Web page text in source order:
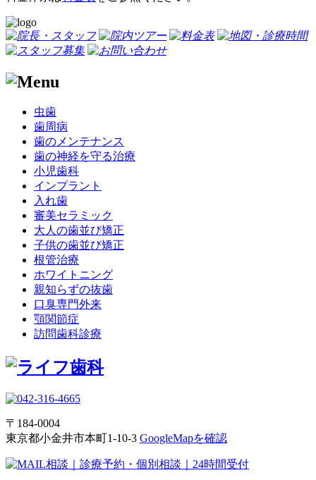
虫歯
歯周病
歯のメンテナンス
歯の神経を守る治療
小児歯科
インプラント
入れ歯
審美セラミック
大人の歯並び矯正
子供の歯並び矯正
根管治療
ホワイトニング
親知らずの抜歯
口臭専門外来
顎関節症
訪問歯科診療
〒184-0004
東京都小金井市本町1-10-3 GoogleMapを確認